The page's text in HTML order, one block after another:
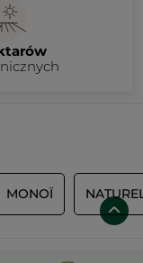
MONOÏ